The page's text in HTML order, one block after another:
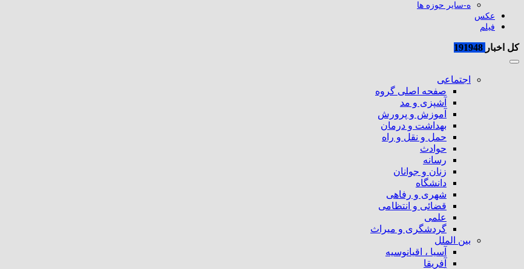
ه-سایر حوزه ها
عکس
فیلم
کل اخبار
اجتماعی
صفحه اصلی گروه
آشپزی و مد
آموزش و پرورش
بهداشت و درمان
حمل و نقل و راه
حوادث
رسانه
زنان و جوانان
دانشگاه
شهری و رفاهی
قضائی و انتظامی
علمی
گردشگری و میراث
بین الملل
آسیا ، اقیانوسیه
آفریقا